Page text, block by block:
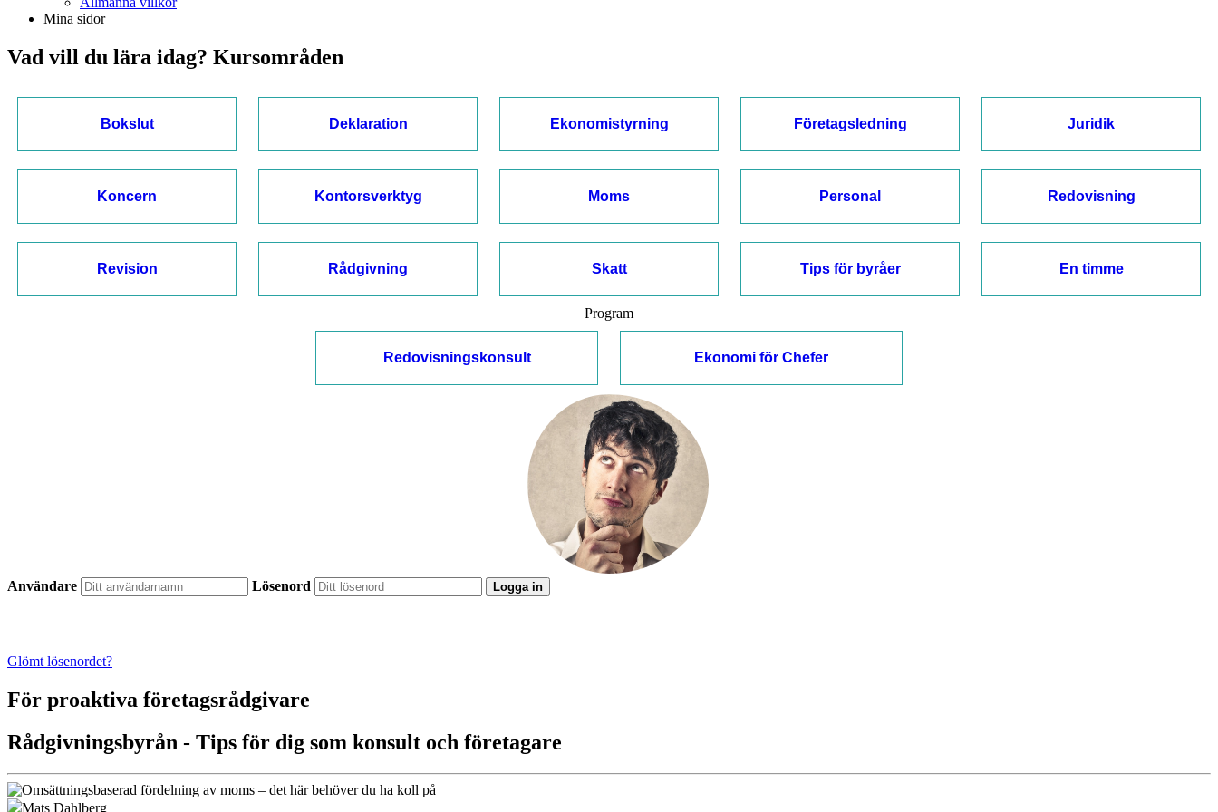
Mina sidor
Vad vill du lära idag? Kursområden
Bokslut Deklaration Ekonomistyrning Företagsledning Juridik
Koncern Kontorsverktyg Moms Personal Redovisning
Revision Rådgivning Skatt Tips för byråer En timme
Program
Redovisningskonsult Ekonomi för Chefer
Användare Lösenord Logga in
Glömt lösenordet?
För proaktiva företagsrådgivare
Rådgivningsbyrån - Tips för dig som konsult och företagare
Mats Dahlberg